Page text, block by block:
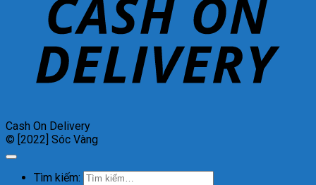
Cash On Delivery
© [2022] Sóc Vàng
Tìm kiếm: